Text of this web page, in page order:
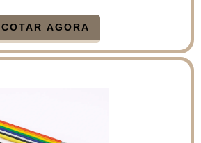
COTAR AGORA